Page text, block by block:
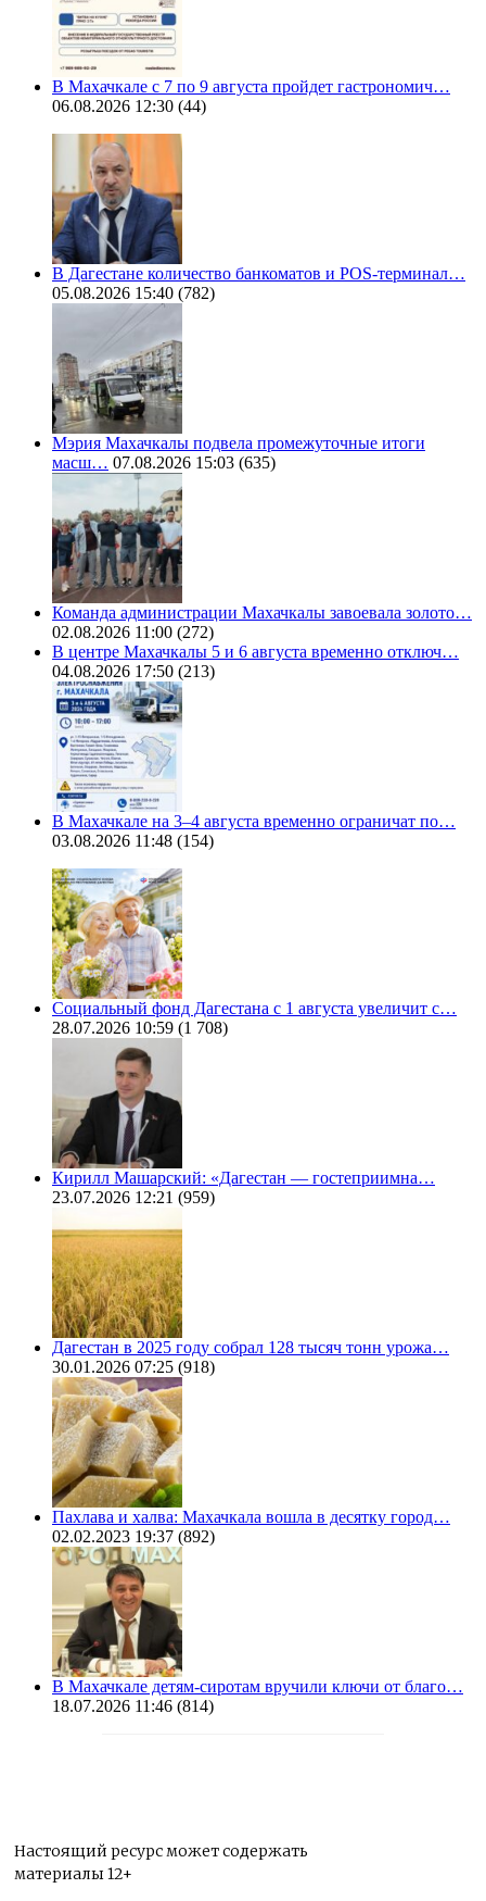
В Махачкале с 7 по 9 августа пройдет гастрономич…
06.08.2026 12:30 (44)
В Дагестане количество банкоматов и POS-терминал…
05.08.2026 15:40 (782)
Мэрия Махачкалы подвела промежуточные итоги
масш… 07.08.2026 15:03 (635)
Команда администрации Махачкалы завоевала золото…
02.08.2026 11:00 (272)
В центре Махачкалы 5 и 6 августа временно отключ…
04.08.2026 17:50 (213)
В Махачкале на 3–4 августа временно ограничат по…
03.08.2026 11:48 (154)
Социальный фонд Дагестана с 1 августа увеличит с…
28.07.2026 10:59 (1 708)
Кирилл Машарский: «Дагестан — гостеприимна…
23.07.2026 12:21 (959)
Дагестан в 2025 году собрал 128 тысяч тонн урожа…
30.01.2026 07:25 (918)
Пахлава и халва: Махачкала вошла в десятку город…
02.02.2023 19:37 (892)
В Махачкале детям-сиротам вручили ключи от благо…
18.07.2026 11:46 (814)
Настоящий ресурс может содержать
материалы 12+